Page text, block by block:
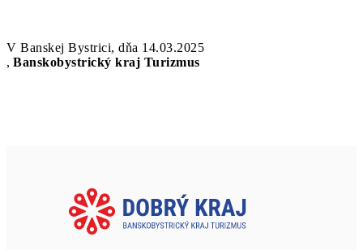
V Banskej Bystrici, dňa 14.03.2025
, Banskobystrický kraj Turizmus